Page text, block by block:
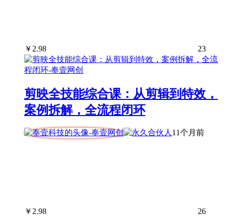
￥ 2.98 23
剪映全技能综合课：从剪辑到特效，
案例拆解，全流程闭环
11个月前
￥2.98 26